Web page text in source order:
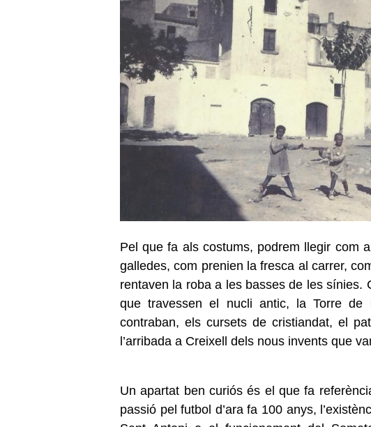
Pel que fa als costums, podrem llegir com
galledes, com prenien la fresca al carrer,
rentaven la roba a les basses de les sínies.
que travessen el nucli antic, la Torre de
contraban, els cursets de cristiandat, el
l’arribada a Creixell dels nous invents que
Un apartat ben curiós és el que fa
passió pel futbol d’ara fa 100 anys,